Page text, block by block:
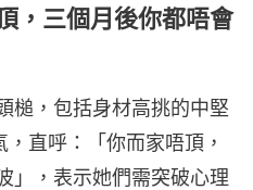
，三個月後你都唔會
槌，包括身材高挑的中堅
直呼：「你而家唔頂，
」，表示她們需突破心理